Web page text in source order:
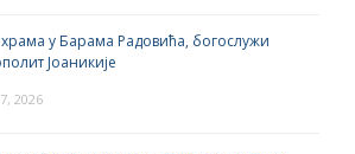
у Барама Радовића, богослужи
Јоаникије
2026